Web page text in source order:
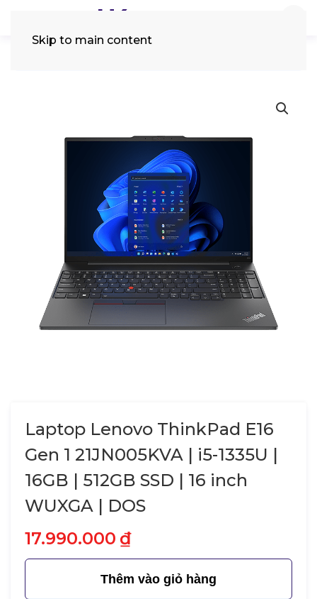
Skip to main content
Laptop Lenovo ThinkPad E16
Gen 1 21JN005KVA | i5-1335U |
16GB | 512GB SSD | 16 inch
WUXGA | DOS
17.990.000 ₫
Thêm vào giỏ hàng